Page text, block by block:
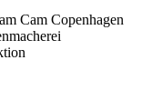
Cam Copenhagen